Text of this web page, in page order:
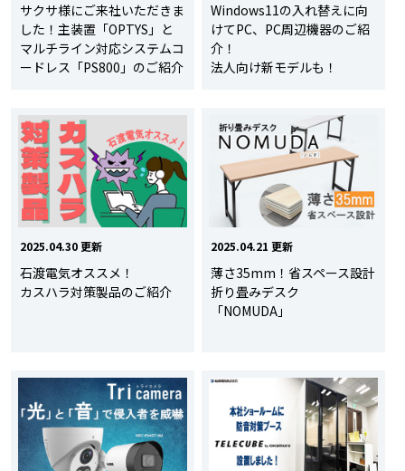
サクサ様にご来社いただきま
した！主装置「OPTYS」と
マルチライン対応システムコ
ードレス「PS800」のご紹介
Windows11の入れ替えに向
けてPC、PC周辺機器のご紹
介！
法人向け新モデルも！
2025.04.30 更新
石渡電気オススメ！
カスハラ対策製品のご紹介
2025.04.21 更新
薄さ35mm！省スペース設計
折り畳みデスク
「NOMUDA」